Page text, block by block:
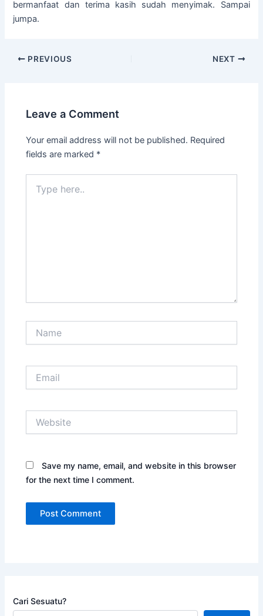
bermanfaat dan terima kasih sudah menyimak. Sampai
jumpa.
PREVIOUS NEXT
Leave a Comment
Your email address will not be published. Required
fields are marked *
here..
Save my name, email, and website in this browser
for the next time I comment.
Cari Sesuatu?